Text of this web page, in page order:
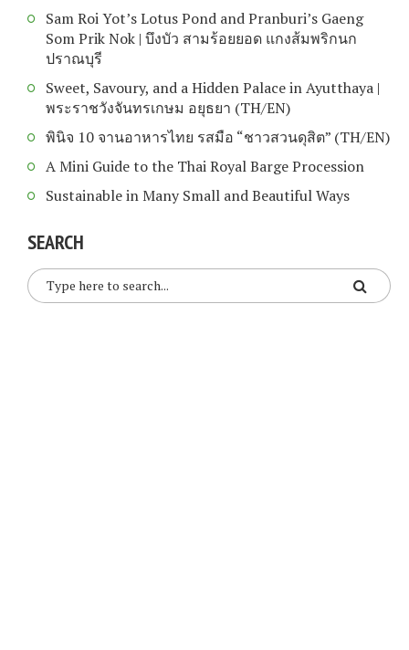
Sam Roi Yot’s Lotus Pond and Pranburi’s Gaeng
Som Prik Nok | บึงบัว สามร้อยยอด แกงส้มพริกนก
ปราณบุรี
Sweet, Savoury, and a Hidden Palace in Ayutthaya |
พระราชวังจันทรเกษม อยุธยา (TH/EN)
พินิจ 10 จานอาหารไทย รสมือ “ชาวสวนดุสิต” (TH/EN)
A Mini Guide to the Thai Royal Barge Procession
Sustainable in Many Small and Beautiful Ways
SEARCH